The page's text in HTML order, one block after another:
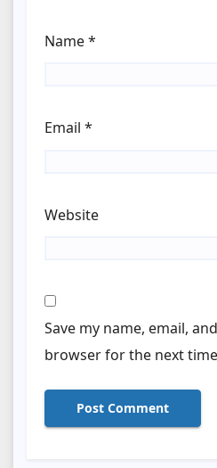
Name*
Email *
Website
Save my name, email,
browser for the next